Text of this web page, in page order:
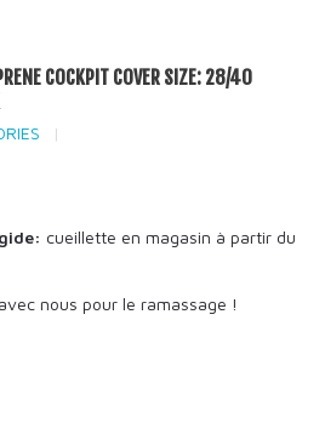
COCKPIT COVER SIZE: 28/40
cueillette en magasin à partir du
nous pour le ramassage !